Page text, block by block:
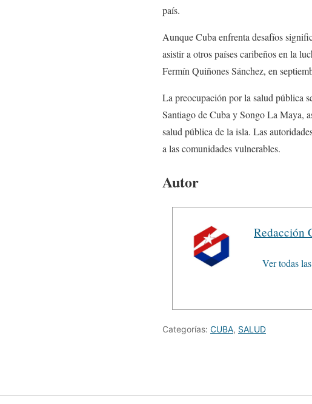
país.
Aunque Cuba enfrenta desafíos
asistir a otros países caribeños en la
Fermín Quiñones Sánchez, en
La preocupación por la salud pública
Santiago de Cuba y Songo La Maya,
salud pública de la isla. Las
a las comunidades vulnerables.
Autor
Redacción
Ver todas
Categorías: CUBA, SALUD